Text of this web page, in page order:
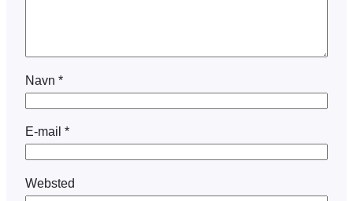
Navn *
E-mail *
Websted